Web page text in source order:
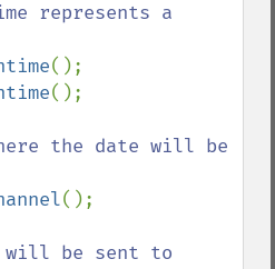
represents a
();
();
the date will be
();
be sent to